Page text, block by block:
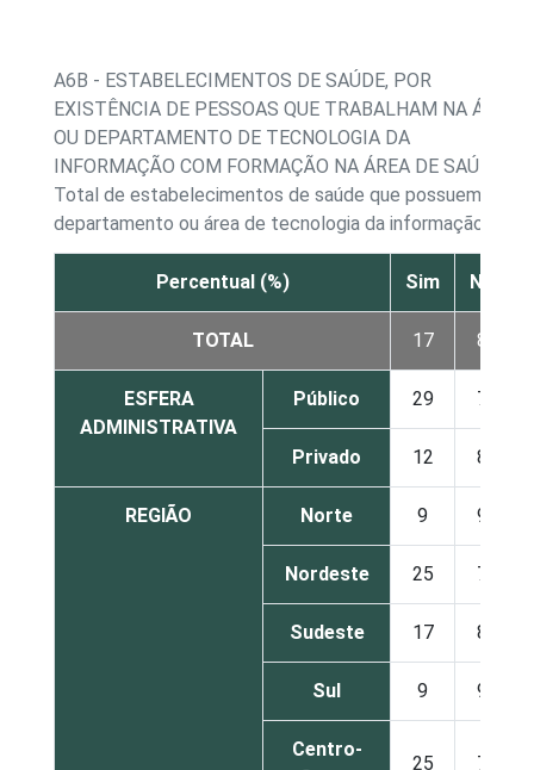
A6B - ESTABELECIMENTOS DE SAÚDE, POR
EXISTÊNCIA DE PESSOAS QUE TRABALHAM NA ÁREA
OU DEPARTAMENTO DE TECNOLOGIA DA
INFORMAÇÃO COM FORMAÇÃO NA ÁREA DE SAÚDE
Total de estabelecimentos de saúde que possuem
departamento ou área de tecnologia da informação
Percentual (%) Sim Não
TOTAL 17 83
ESFERA
ADMINISTRATIVA
Público 29 71
Privado 12 88
REGIÃO Norte 9 91
Nordeste 25 75
Sudeste 17 83
Sul 9 91
Centro-
25 75